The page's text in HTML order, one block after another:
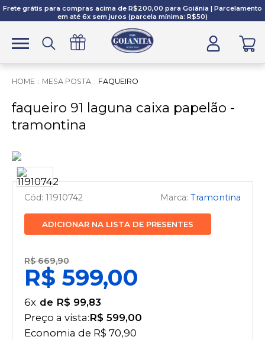
Frete grátis para compras acima de R$200,00 para Goiânia | Parcelamento
em até 6x sem juros (parcela mínima: R$50)
MESA POSTA FAQUEIRO
faqueiro 91 laguna caixa papelão -
tramontina
11910742 Tramontina
ADICIONAR NA LISTA DE PRESENTES
R$ 669,90
R$ 599,00
6x
R$ 99,83
Preço a vista:R$ 599,00
Economia de R$ 70,90